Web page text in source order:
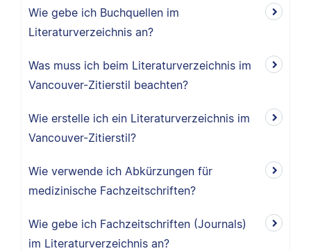
Wie gebe ich Buchquellen im
Literaturverzeichnis an?
Was muss ich beim Literaturverzeichnis im
Vancouver-Zitierstil beachten?
Wie erstelle ich ein Literaturverzeichnis im
Vancouver-Zitierstil?
Wie verwende ich Abkürzungen für
medizinische Fachzeitschriften?
Wie gebe ich Fachzeitschriften (Journals)
im Literaturverzeichnis an?